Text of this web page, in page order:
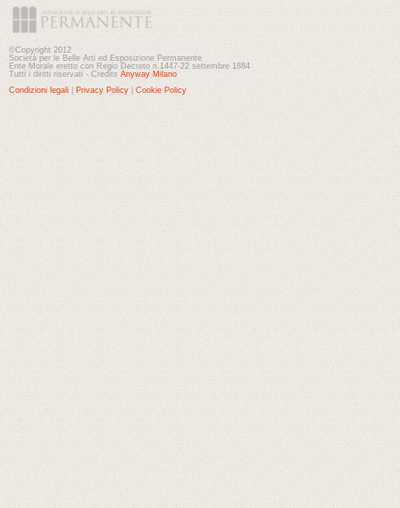
©Copyright 2012
Società per le Belle Arti ed Esposizione Permanente
Ente Morale eretto con Regio Decreto n.1447-22 settembre 1884
Tutti i diritti riservati - Credits Anyway Milano
Condizioni legali
Privacy Policy Cookie Policy